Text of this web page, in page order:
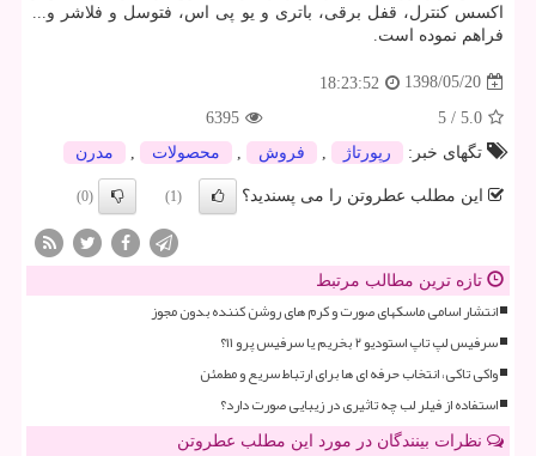
اکسس کنترل، قفل برقی، باتری و یو پی اس، فتوسل و فلاشر و...
فراهم نموده است.
1398/05/20
18:23:52
5.0
/
5
6395
تگهای خبر:
رپورتاژ فروش محصولات مدرن
این مطلب عطروتن را می پسندید؟ (1)
(0)
تازه ترین مطالب مرتبط
انتشار اسامی ماسکهای صورت و کرم های روشن کننده بدون مجوز
سرفیس لپ تاپ استودیو ۲ بخریم یا سرفیس پرو ۱۱؟
واکی تاکی، انتخاب حرفه ای ها برای ارتباط سریع و مطمئن
استفاده از فیلر لب چه تاثیری در زیبایی صورت دارد؟
نظرات بینندگان در مورد این مطلب عطروتن